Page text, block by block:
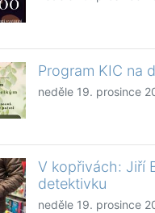
Program KIC na
neděle 19. prosince
V kopřivách: Jiří
detektivku
neděle 19. prosince